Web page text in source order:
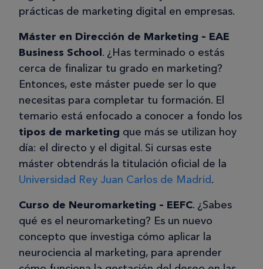
prácticas de marketing digital en empresas.
Máster en Dirección de Marketing – EAE
Business School. ¿Has terminado o estás
cerca de finalizar tu grado en marketing?
Entonces, este máster puede ser lo que
necesitas para completar tu formación. El
temario está enfocado a conocer a fondo los
tipos de marketing que más se utilizan hoy
día: el directo y el digital. Si cursas este
máster obtendrás la titulación oficial de la
Universidad Rey Juan Carlos de Madrid.
Curso de Neuromarketing – EEFC. ¿Sabes
qué es el neuromarketing? Es un nuevo
concepto que investiga cómo aplicar la
neurociencia al marketing, para aprender